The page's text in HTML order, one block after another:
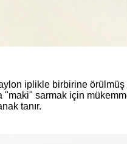
iplikle birbirine
sarmak için
tanır.